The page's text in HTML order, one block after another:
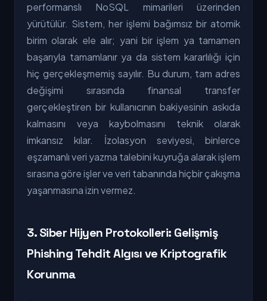
performanslı NoSQL mimarileri üzerinden
yürütülür. Sistem, her işlemi bağımsız bir atomik
birim olarak ele alır; yani bir işlem ya tamamen
başarıyla tamamlanır ya da sistem kararlılığı için
hiç gerçekleşmemiş sayılır. Bu durum, tam adres
değişimi sırasında finansal transfer
gerçekleştiren bir kullanıcının bakiyesinin askıda
kalmasını veya kaybolmasını teknik olarak
imkansız kılar. İzolasyon seviyesi, binlerce
eşzamanlı veri yazma talebini kuyruğa alarak işlem
sırasına göre işler ve veri tabanında hiçbir çakışma
yaşanmasına izin vermez.
3. Siber Hijyen Protokolleri: Gelişmiş
Phishing Tehdit Algısı ve Kriptografik
Korunma